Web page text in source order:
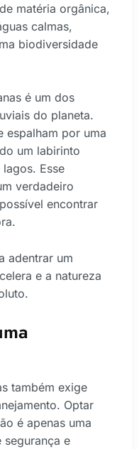
matéria orgânica,
calmas,
biodiversidade
é um dos
do planeta.
espalham por uma
um labirinto
Esse
verdadeiro
encontrar
adentrar um
e a natureza
também exige
Optar
é apenas uma
e